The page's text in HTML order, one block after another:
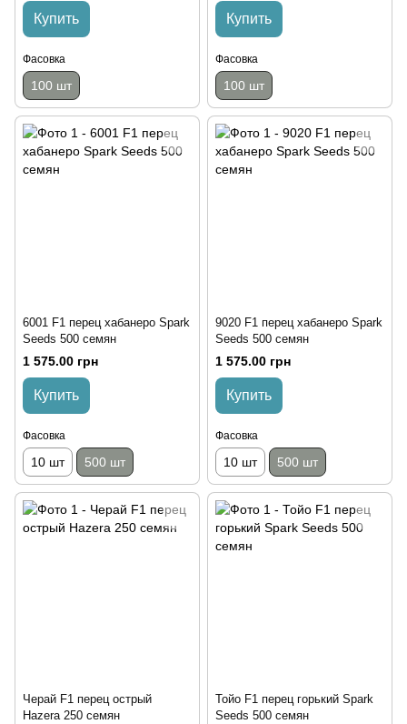
Купить
Фасовка
100 шт
Купить
Фасовка
100 шт
6001 F1 перец хабанеро Spark
Seeds 500 семян
1 575.00 грн
Купить
Фасовка
10 шт 500 шт
9020 F1 перец хабанеро Spark
Seeds 500 семян
1 575.00 грн
Купить
Фасовка
10 шт 500 шт
Черай F1 перец острый
Hazera 250 семян
Тойо F1 перец горький Spark
Seeds 500 семян